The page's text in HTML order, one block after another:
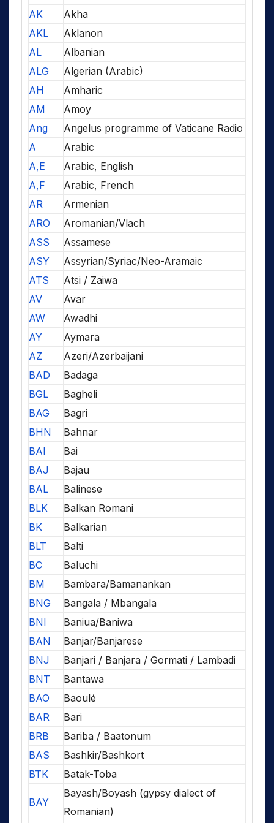
AK
Akha
AKL
Aklanon
AL
Albanian
ALG
Algerian (Arabic)
AH
Amharic
AM
Amoy
Ang
Angelus programme of Vaticane Radio
A
Arabic
A,E
Arabic, English
A,F
Arabic, French
AR
Armenian
ARO
Aromanian/Vlach
ASS
Assamese
ASY
Assyrian/Syriac/Neo-Aramaic
ATS
Atsi / Zaiwa
AV
Avar
AW
Awadhi
AY
Aymara
AZ
Azeri/Azerbaijani
BAD
Badaga
BGL
Bagheli
BAG
Bagri
BHN
Bahnar
BAI
Bai
BAJ
Bajau
BAL
Balinese
BLK
Balkan Romani
BK
Balkarian
BLT
Balti
BC
Baluchi
BM
Bambara/Bamanankan
BNG
Bangala / Mbangala
BNI
Baniua/Baniwa
BAN
Banjar/Banjarese
BNJ
Banjari / Banjara / Gormati / Lambadi
BNT
Bantawa
BAO
Baoulé
BAR
Bari
BRB
Bariba / Baatonum
BAS
Bashkir/Bashkort
BTK
Batak-Toba
BAY
Bayash/Boyash (gypsy dialect of
Romanian)